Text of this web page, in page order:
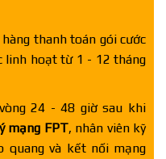
hàng thanh toán gói cước
linh hoạt từ 1 - 12 tháng
24 - 48 giờ sau khi
mạng FPT, nhân viên kỹ
quang và kết nối mạng